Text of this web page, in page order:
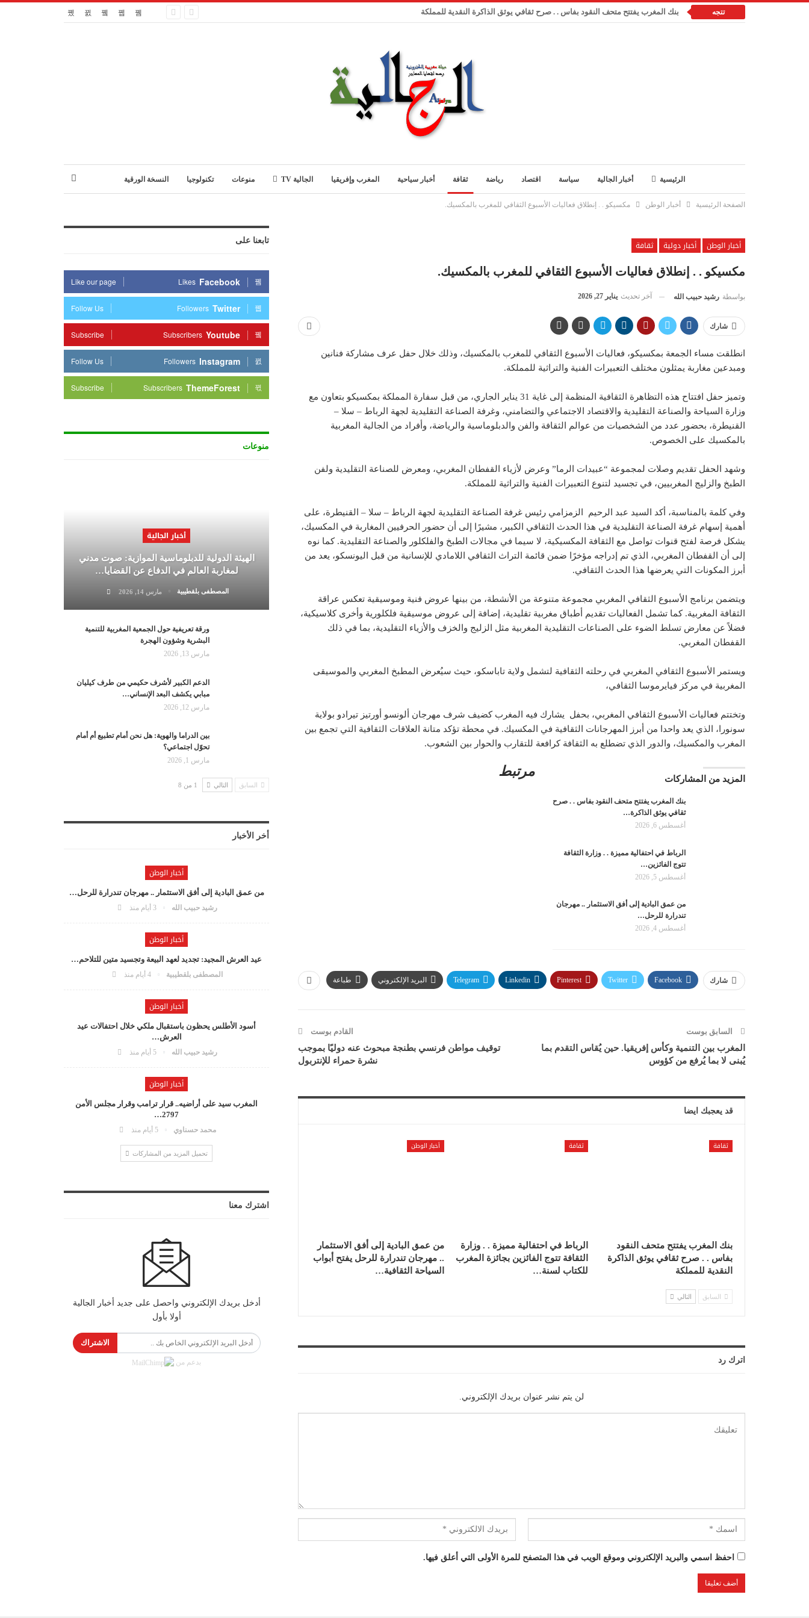
تتجه بنك المغرب يفتتح متحف النقود بفاس . . صرح ثقافي يوثق الذاكرة النقدية للمملكة
الرئيسية أخبار الجالية سياسة اقتصاد رياضة ثقافة أخبار سياحية المغرب وإفريقيا الجالية TV منوعات تكنولوجيا النسخة الورقية
الصفحة الرئيسية أخبار الوطن مكسيكو . . إنطلاق فعاليات الأسبوع الثقافي للمغرب بالمكسيك.
أخبار الوطن أخبار دولية
ثقافة
مكسيكو . . إنطلاق فعاليات الأسبوع الثقافي للمغرب بالمكسيك.
بواسطة رشيد حبيب الله آخر تحديث يناير 27, 2026
شارك
انطلقت مساء الجمعة بمكسيكو، فعاليات الأسبوع الثقافي للمغرب بالمكسيك، وذلك خلال حفل عرف مشاركة فنانين
ومبدعين مغاربة يمثلون مختلف التعبيرات الفنية والتراثية للمملكة.
وتميز حفل افتتاح هذه التظاهرة الثقافية المنظمة إلى غاية 31 يناير الجاري، من قبل سفارة المملكة بمكسيكو بتعاون مع
وزارة السياحة والصناعة التقليدية والاقتصاد الاجتماعي والتضامني، وغرفة الصناعة التقليدية لجهة الرباط – سلا –
القنيطرة، بحضور عدد من الشخصيات من عوالم الثقافة والفن والدبلوماسية والرياضة، وأفراد من الجالية المغربية
بالمكسيك على الخصوص.
وشهد الحفل تقديم وصلات لمجموعة “عبيدات الرما” وعرض لأزياء القفطان المغربي، ومعرض للصناعة التقليدية ولفن
الطبخ والزليج المغربيين، في تجسيد لتنوع التعبيرات الفنية والتراثية للمملكة.
وفي كلمة بالمناسبة، أكد السيد عبد الرحيم الزمزامي رئيس غرفة الصناعة التقليدية لجهة الرباط – سلا – القنيطرة، على
أهمية إسهام غرفة الصناعة التقليدية في هذا الحدث الثقافي الكبير، مشيرًا إلى أن حضور الحرفيين المغاربة في المكسيك،
يشكل فرصة لفتح قنوات تواصل مع الثقافة المكسيكية، لا سيما في مجالات الطبخ والفلكلور والصناعة التقليدية. كما نوه
إلى أن القفطان المغربي، الذي تم إدراجه مؤخرًا ضمن قائمة التراث الثقافي اللامادي للإنسانية من قبل اليونسكو، يعد من
أبرز المكونات التي يعرضها هذا الحدث الثقافي.
ويتضمن برنامج الأسبوع الثقافي المغربي مجموعة متنوعة من الأنشطة، من بينها عروض فنية وموسيقية تعكس عراقة
الثقافة المغربية. كما تشمل الفعاليات تقديم أطباق مغربية تقليدية، إضافة إلى عروض موسيقية فلكلورية وأخرى كلاسيكية،
فضلاً عن معارض تسلط الضوء على الصناعات التقليدية المغربية مثل الزليج والخزف والأزياء التقليدية، بما في ذلك
القفطان المغربي.
ويستمر الأسبوع الثقافي المغربي في رحلته الثقافية لتشمل ولاية تاباسكو، حيث سيُعرض المطبخ المغربي والموسيقى
المغربية في مركز فيايرموسا الثقافي،
وتختتم فعاليات الأسبوع الثقافي المغربي، بحفل يشارك فيه المغرب كضيف شرف مهرجان ألونسو أورتيز تيرادو بولاية
سونورا، الذي يعد واحدا من أبرز المهرجانات الثقافية في المكسيك. في محطة تؤكد متانة العلاقات الثقافية التي تجمع بين
المغرب والمكسيك، والدور الذي تضطلع به الثقافة كرافعة للتقارب والحوار بين الشعوب.
المزيد من المشاركات
بنك المغرب يفتتح متحف النقود بفاس . . صرح
ثقافي يوثق الذاكرة…
أغسطس 6, 2026
الرباط في احتفالية مميزة . . وزارة الثقافة
تتوج الفائزين…
أغسطس 5, 2026
من عمق البادية إلى أفق الاستثمار .. مهرجان
تندرارة للرحل…
أغسطس 4, 2026
مرتبط
شارك Facebook
Twitter
Pinterest
Linkedin
Telegram البريد الإلكتروني طباعة
السابق بوست
المغرب بين التنمية وكأس إفريقيا. حين يُقاس التقدم بما
يُبنى لا بما يُرفع من كؤوس
القادم بوست
توقيف مواطن فرنسي بطنجة مبحوث عنه دوليًا بموجب
نشرة حمراء للإنتربول
قد يعجبك ايضا
ثقافة
بنك المغرب يفتتح متحف النقود
بفاس . . صرح ثقافي يوثق الذاكرة
النقدية للمملكة
ثقافة
الرباط في احتفالية مميزة . . وزارة
الثقافة تتوج الفائزين بجائزة المغرب
للكتاب لسنة…
أخبار الوطن
من عمق البادية إلى أفق الاستثمار
.. مهرجان تندرارة للرحل يفتح أبواب
السياحة الثقافية…
السابق التالي
اترك رد
لن يتم نشر عنوان بريدك الإلكتروني.
احفظ اسمي والبريد الإلكتروني وموقع الويب في هذا المتصفح للمرة الأولى التي أعلق فيها.
تابعنا على
Facebook
Likes
Like our page
Twitter
Followers
Follow Us
Youtube
Subscribers
Subscribe
Instagram
Followers
Follow Us
ThemeForest
Subscribers
Subscribe
منوعات
أخبار الجالية
الهيئة الدولية للدبلوماسية الموازية: صوت مدني
لمغاربة العالم في الدفاع عن القضايا…
المصطفى بلقطيبية مارس 14, 2026
ورقة تعريفية حول الجمعية المغربية للتنمية
البشرية وشؤون الهجرة
مارس 13, 2026
الدعم الكبير لأشرف حكيمي من طرف كيليان
مبابي يكشف البعد الإنساني…
مارس 12, 2026
بين الدراما والهوية: هل نحن أمام تطبيع أم أمام
تحوّل اجتماعي؟
مارس 1, 2026
السابق التالي 1 من 8
أخر الأخبار
أخبار الوطن
من عمق البادية إلى أفق الاستثمار .. مهرجان تندرارة للرحل…
رشيد حبيب الله 3 أيام منذ
أخبار الوطن
عيد العرش المجيد: تجديد لعهد البيعة وتجسيد متين للتلاحم…
المصطفى بلقطيبية 4 أيام منذ
أخبار الوطن
أسود الأطلس يحظون باستقبال ملكي خلال احتفالات عيد
العرش…
رشيد حبيب الله 5 أيام منذ
أخبار الوطن
المغرب سيد على أراضيه.. قرار ترامب وقرار مجلس الأمن
2797…
محمد حسناوي 5 أيام منذ
تحميل المزيد من المشاركات
اشترك معنا
أدخل بريدك الإلكتروني واحصل على جديد أخبار الجالية
أولا بأول
الاشتراك
بدعم من